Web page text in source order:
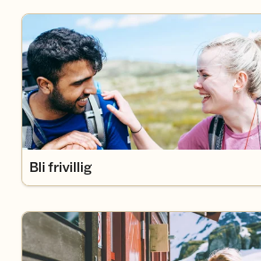
Bli frivillig
Bli frivillig
Bli medlem